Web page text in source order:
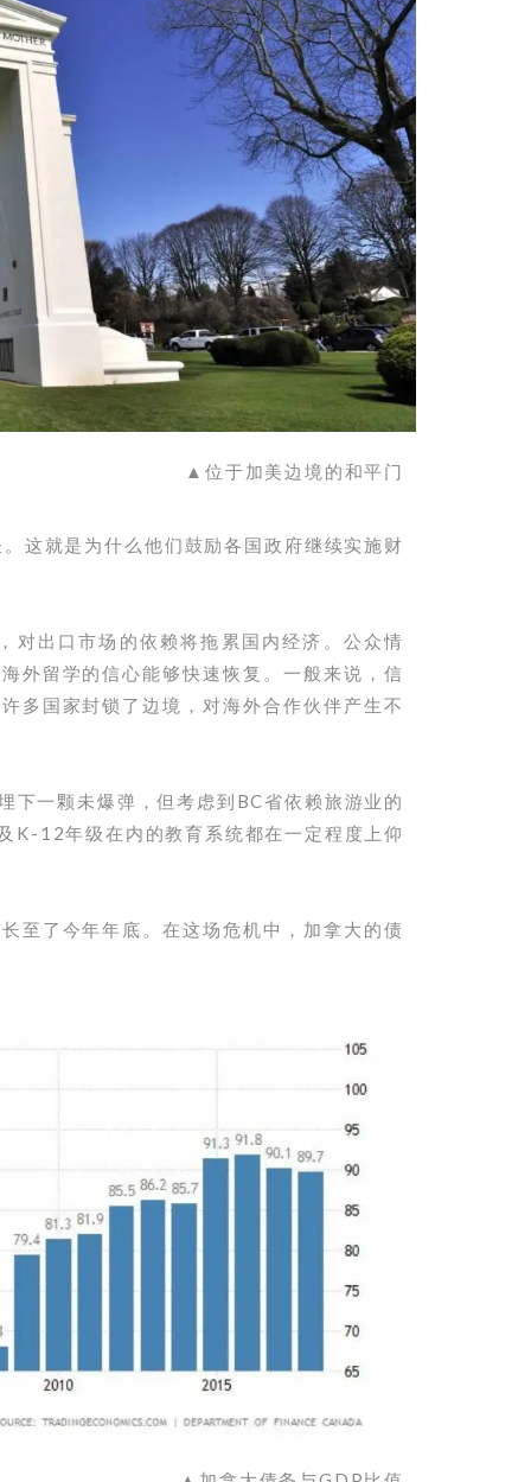
▲位于加美边境的和平门
这就是为什么他们鼓励各国政府继续实施财
对出口市场的依赖将拖累国内经济。公众情
外留学的信心能够快速恢复。一般来说，信
多国家封锁了边境，对海外合作伙伴产生不
下一颗未爆弹，但考虑到BC省依赖旅游业的
K-12年级在内的教育系统都在一定程度上仰
至了今年年底。在这场危机中，加拿大的债